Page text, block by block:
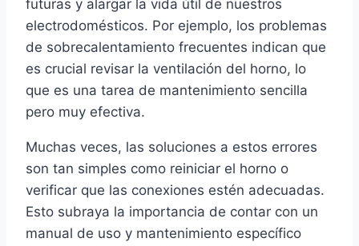
futuras y alargar la vida útil de nuestros
electrodomésticos. Por ejemplo, los problemas
de sobrecalentamiento frecuentes indican que
es crucial revisar la ventilación del horno, lo
que es una tarea de mantenimiento sencilla
pero muy efectiva.
Muchas veces, las soluciones a estos errores
son tan simples como reiniciar el horno o
verificar que las conexiones estén adecuadas.
Esto subraya la importancia de contar con un
manual de uso y mantenimiento específico